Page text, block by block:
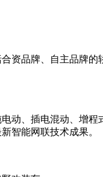
资品牌、自主品牌
动、插电混动、增
智能网联技术成果。